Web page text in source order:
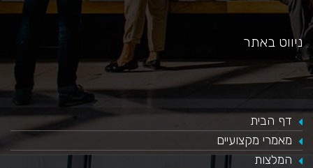
ניווט באתר
דף הבית
מאמרי מקצועיים
המלצות